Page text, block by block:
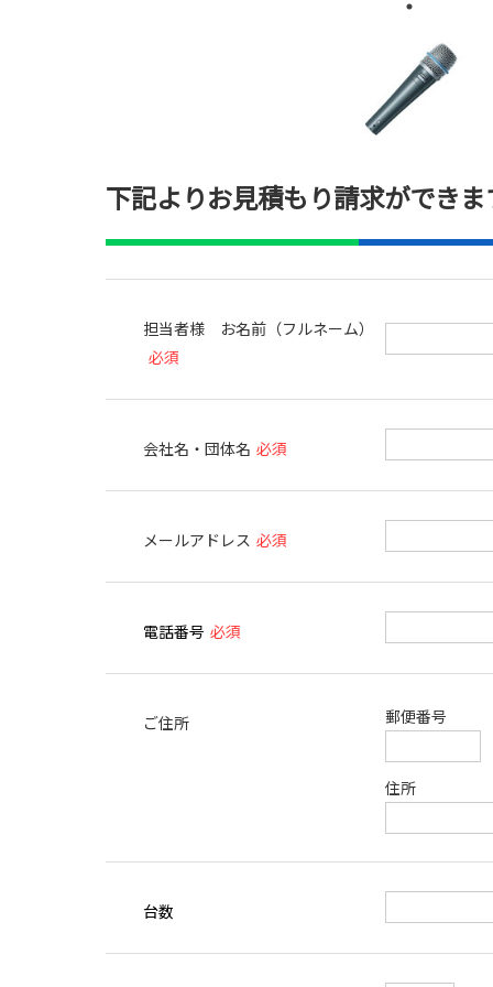
下記よりお見積もり請求ができま
担当者様 お名前（フルネーム）
必須
会社名・団体名 必須
メールアドレス 必須
電話番号 必須
ご住所 郵便番号
住所
台数